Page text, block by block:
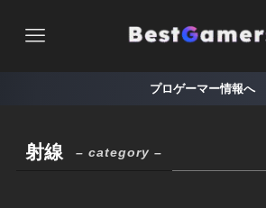
プロゲーマー情報へ
射線 – category –